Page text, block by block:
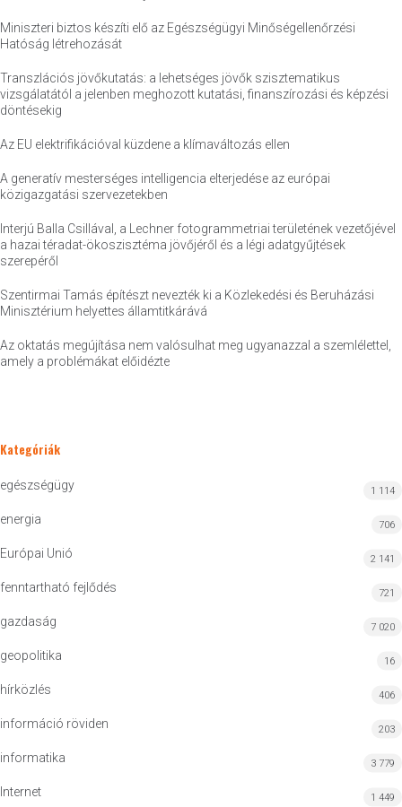
Miniszteri biztos készíti elő az Egészségügyi Minőségellenőrzési
Hatóság létrehozását
Transzlációs jövőkutatás: a lehetséges jövők szisztematikus
vizsgálatától a jelenben meghozott kutatási, finanszírozási és képzési
döntésekig
Az EU elektrifikációval küzdene a klímaváltozás ellen
A generatív mesterséges intelligencia elterjedése az európai
közigazgatási szervezetekben
Interjú Balla Csillával, a Lechner fotogrammetriai területének vezetőjével
a hazai téradat-ökoszisztéma jövőjéről és a légi adatgyűjtések
szerepéről
Szentirmai Tamás építészt nevezték ki a Közlekedési és Beruházási
Minisztérium helyettes államtitkárává
Az oktatás megújítása nem valósulhat meg ugyanazzal a szemlélettel,
amely a problémákat előidézte
Kategóriák
egészségügy 1 114
energia 706
Európai Unió 2 141
fenntartható fejlődés 721
gazdaság 7 020
geopolitika 16
hírközlés 406
információ röviden 203
informatika 3 779
Internet 1 449